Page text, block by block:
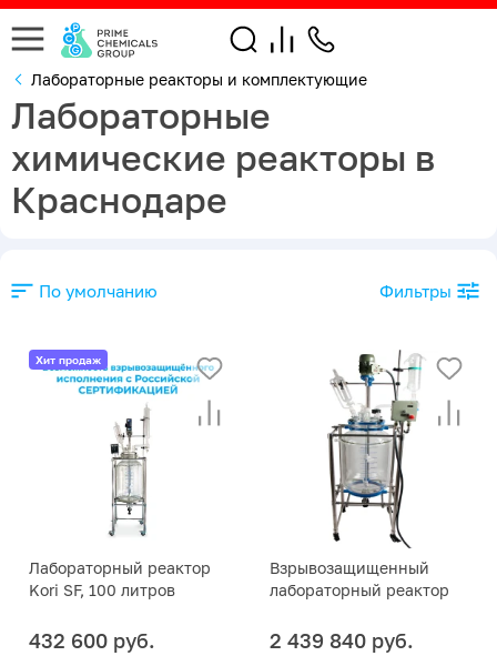
Лабораторные реакторы и комплектующие
Лабораторные
химические реакторы в
Краснодаре
По умолчанию Фильтры
Хит продаж
Лабораторный реактор
Kori SF, 100 литров
432 600 руб.
Взрывозащищенный
лабораторный реактор
2 439 840 руб.